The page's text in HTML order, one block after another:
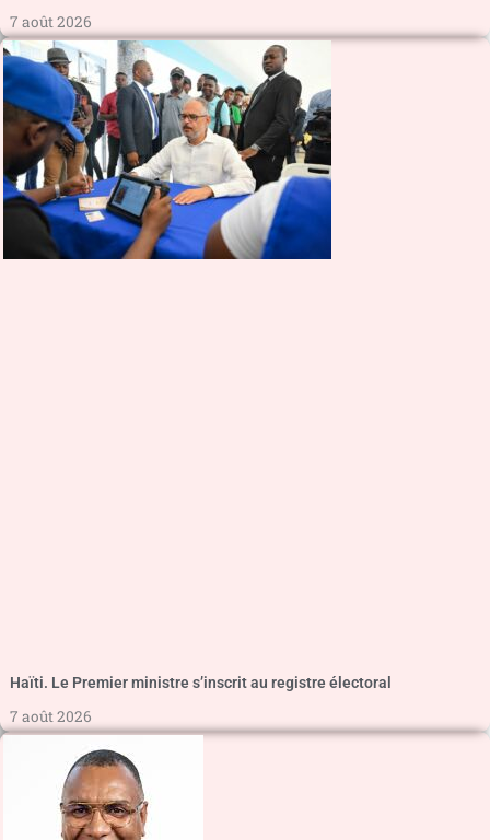
7 août 2026
Haïti. Le Premier ministre s’inscrit au registre électoral
7 août 2026